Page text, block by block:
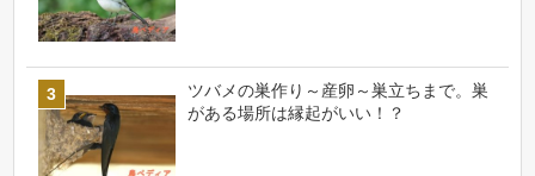
ツバメの巣作り～産卵～巣立ちまで。巣
がある場所は縁起がいい！？